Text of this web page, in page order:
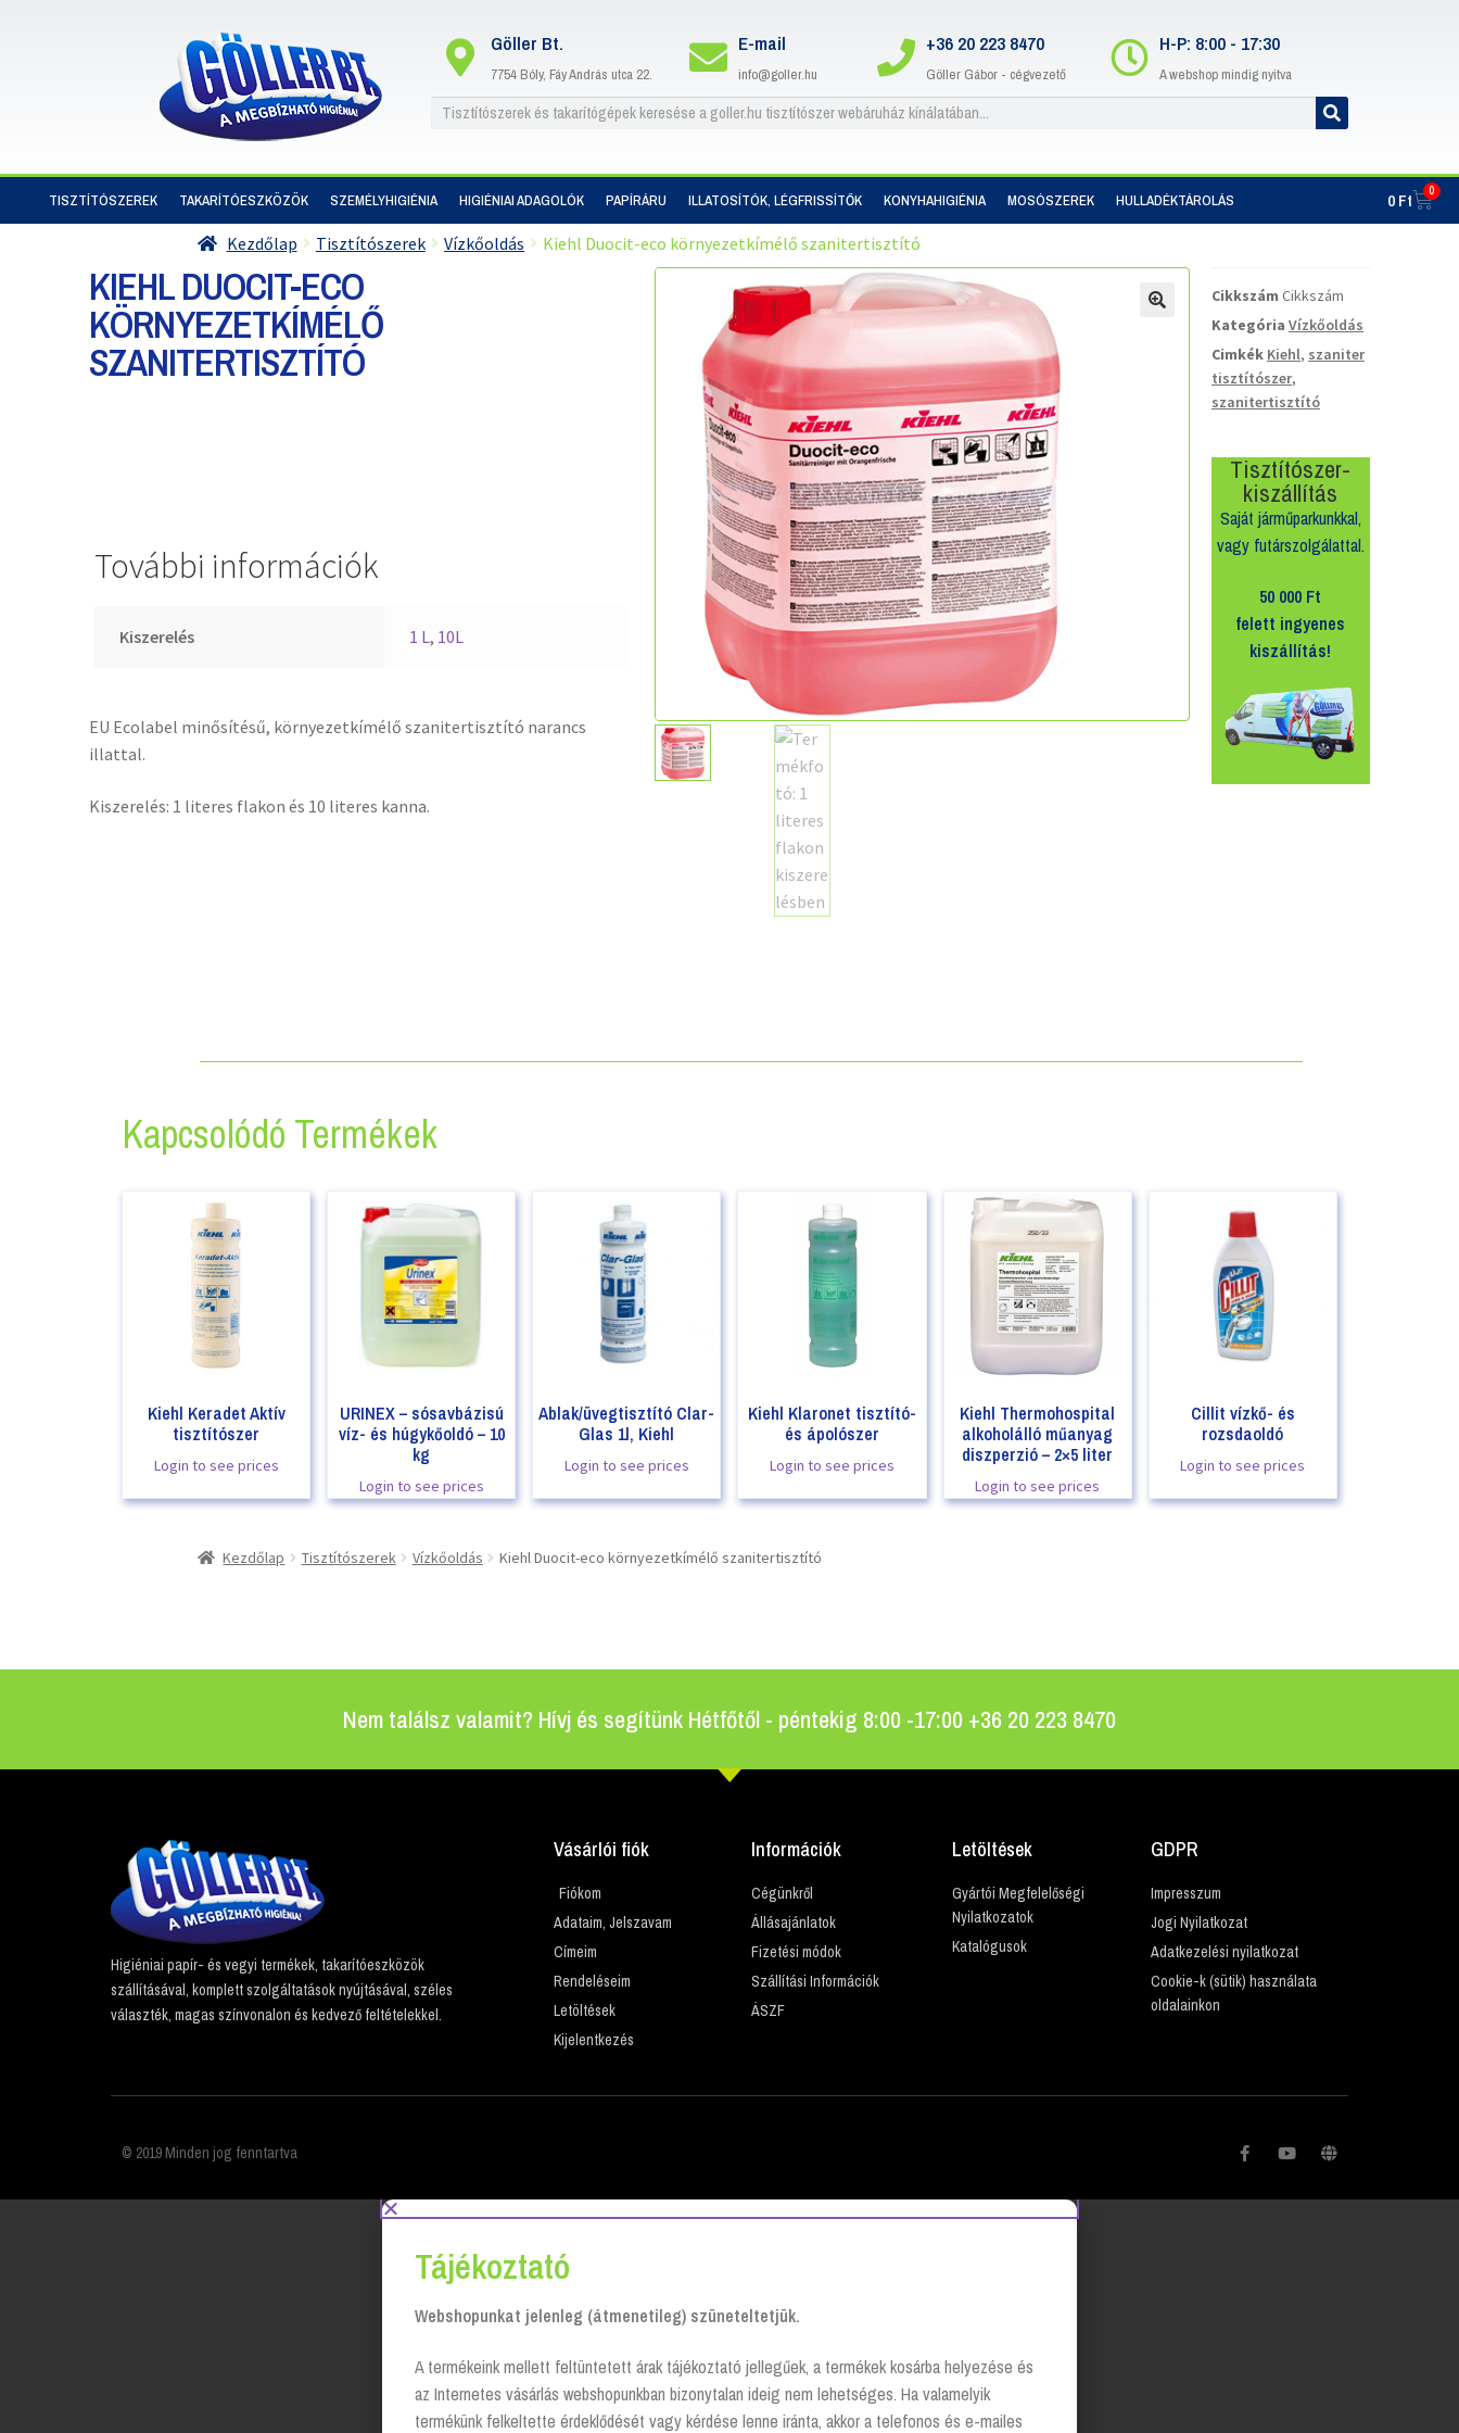
Göller Bt.
7754 Bóly, Fáy András utca 22.
E-mail
info@goller.hu
+36 20 223 8470
Göller Gábor - cégvezető
H-P: 8:00 - 17:30
A webshop mindig nyitva
TISZTÍTÓSZEREK TAKARÍTÓESZKÖZÖK SZEMÉLYHIGIÉNIA HIGIÉNIAI ADAGOLÓK PAPÍRÁRU ILLATOSÍTÓK, LÉGFRISSÍTŐK KONYHAHIGIÉNIA MOSÓSZEREK HULLADÉKTÁROLÁS 0Ft 0
Kezdőlap Tisztítószerek Vízkőoldás Kiehl Duocit-eco környezetkímélő szanitertisztító
KIEHL DUOCIT-ECO
KÖRNYEZETKÍMÉLŐ
SZANITERTISZTÍTÓ
További információk
Kiszerelés 1 L, 10L
EU Ecolabel minősítésű, környezetkímélő szanitertisztító narancs
illattal.
Kiszerelés: 1 literes flakon és 10 literes kanna.
Cikkszám Cikkszám
Kategória Vízkőoldás
Cimkék Kiehl, szaniter
tisztítószer,
szanitertisztító
Tisztítószer-
kiszállítás
Saját járműparkunkkal,
vagy futárszolgálattal.
50 000 Ft
felett ingyenes
kiszállítás!
Kapcsolódó Termékek
Kiehl Keradet Aktív
tisztítószer
Login to see prices
URINEX – sósavbázisú
víz- és húgykőoldó – 10
kg
Login to see prices
Ablak/üvegtisztító Clar-
Glas 1l, Kiehl
Login to see prices
Kiehl Klaronet tisztító-
és ápolószer
Login to see prices
Kiehl Thermohospital
alkoholálló műanyag
diszperzió – 2×5 liter
Login to see prices
Cillit vízkő- és
rozsdaoldó
Login to see prices
Kezdőlap Tisztítószerek Vízkőoldás Kiehl Duocit-eco környezetkímélő szanitertisztító
Nem találsz valamit? Hívj és segítünk Hétfőtől - péntekig 8:00 -17:00 +36 20 223 8470
Higiéniai papír- és vegyi termékek, takarítóeszközök
szállításával, komplett szolgáltatások nyújtásával, széles
választék, magas színvonalon és kedvező feltételekkel.
Vásárlói fiók
Fiókom
Adataim, Jelszavam
Címeim
Rendeléseim
Letöltések
Kijelentkezés
Információk
Cégünkről
Állásajánlatok
Fizetési módok
Szállítási Információk
ÁSZF
Letöltések
Gyártói Megfelelőségi
Nyilatkozatok
Katalógusok
GDPR
Impresszum
Jogi Nyilatkozat
Adatkezelési nyilatkozat
Cookie-k (sütik) használata
oldalainkon
© 2019 Minden jog fenntartva
Tájékoztató
Webshopunkat jelenleg (átmenetileg) szüneteltetjük.
A termékeink mellett feltüntetett árak tájékoztató jellegűek, a termékek kosárba helyezése és
az Internetes vásárlás webshopunkban bizonytalan ideig nem lehetséges. Ha valamelyik
termékünk felkeltette érdeklődését vagy kérdése lenne iránta, akkor a telefonos és e-mailes